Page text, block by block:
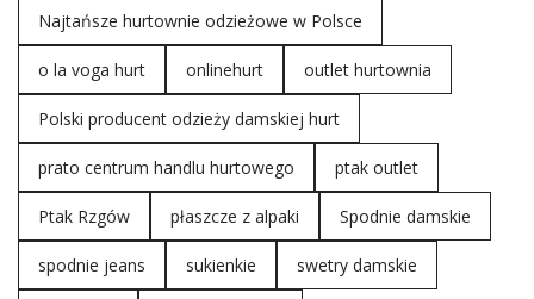
Najtańsze hurtownie odzieżowe w Polsce
o la voga hurt onlinehurt outlet hurtownia
Polski producent odzieży damskiej hurt
prato centrum handlu hurtowego ptak outlet
Ptak Rzgów płaszcze z alpaki Spodnie damskie
spodnie jeans sukienkie swetry damskie